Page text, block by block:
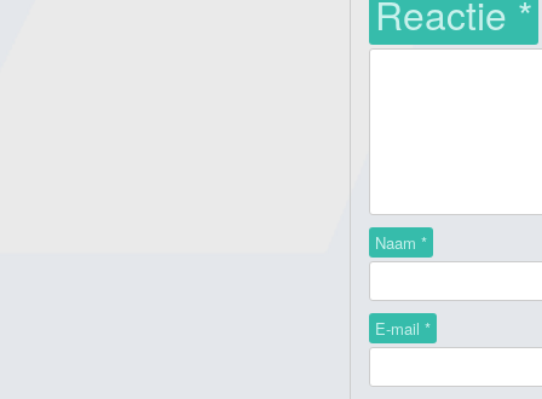
Reactie *
Naam *
E-mail *